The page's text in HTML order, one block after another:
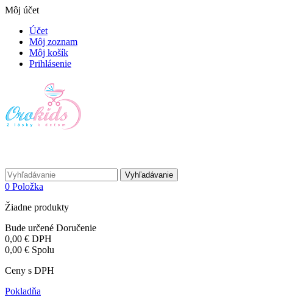
Môj účet
Účet
Môj zoznam
Môj košík
Prihlásenie
Vyhľadávanie
0 Položka
Žiadne produkty
Bude určené Doručenie
0,00 € DPH
0,00 € Spolu
Ceny s DPH
Pokladňa